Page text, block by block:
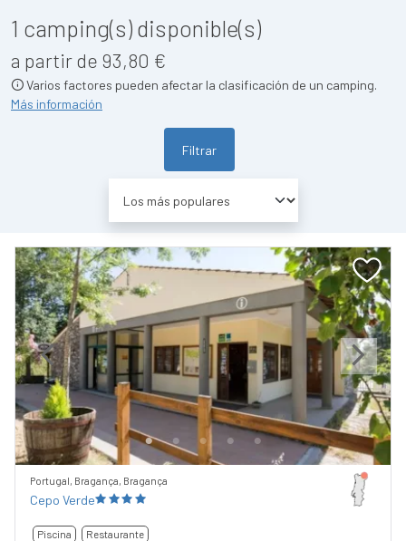
1 camping(s) disponible(s)
a partir de 93,80 €
Varios factores pueden afectar la clasificación de un camping.
Más información
Filtrar
Previous Next
Portugal, Bragança, Bragança
Cepo Verde
Piscina Restaurante